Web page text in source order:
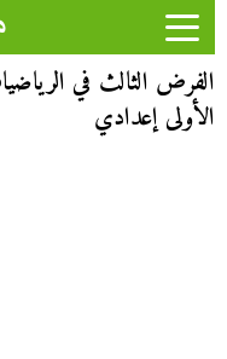
الأولى إعدادي